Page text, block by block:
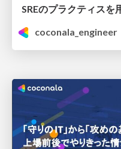
coconala_engineer